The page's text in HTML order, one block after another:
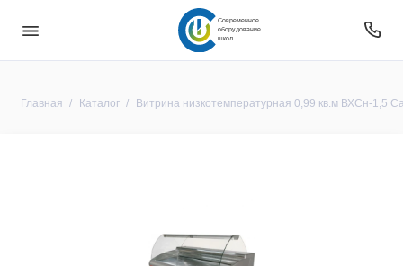
Современное
оборудование
школ
Главная Каталог Витрина низкотемпературная 0,99 кв.м ВХСн-1,5